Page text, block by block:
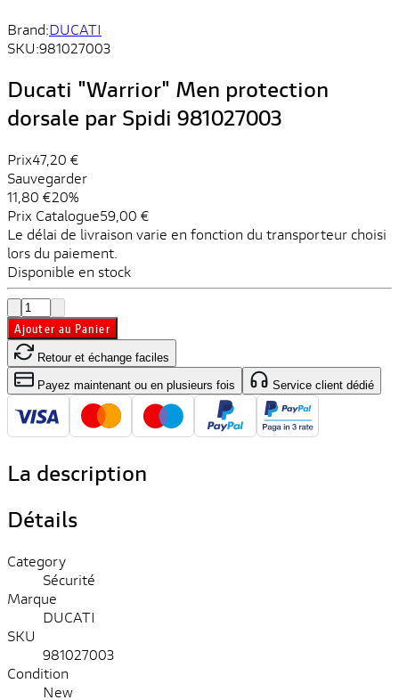
Brand:DUCATI
SKU:981027003
Ducati "Warrior" Men protection
dorsale par Spidi 981027003
Prix47,20 €
Sauvegarder
11,80 €20%
Prix ​​Catalogue59,00 €
Le délai de livraison varie en fonction du transporteur choisi
lors du paiement.
Disponible en stock
Ajouter au Panier
Retour et échange faciles
Payez maintenant ou en plusieurs fois Service client dédié
La description
Détails
Category
Sécurité
Marque
DUCATI
SKU
981027003
Condition
New